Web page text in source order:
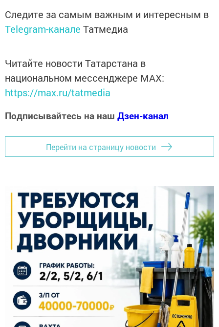
Следите за самым важным и интересным в
Telegram-канале Татмедиа
Читайте новости Татарстана в
национальном мессенджере MАХ:
https://max.ru/tatmedia
Подписывайтесь на наш Дзен-канал
Перейти на страницу новости